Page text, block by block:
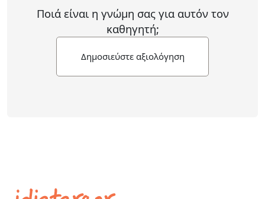
Ποιά είναι η γνώμη σας για αυτόν τον
καθηγητή;
Δημοσιεύστε αξιολόγηση